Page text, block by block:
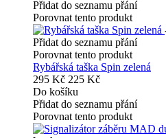
Přidat do seznamu přání
Porovnat tento produkt
Přidat do seznamu přání
Porovnat tento produkt
Rybářská taška Spin zelená
295 Kč 225 Kč
Do košíku
Přidat do seznamu přání
Porovnat tento produkt